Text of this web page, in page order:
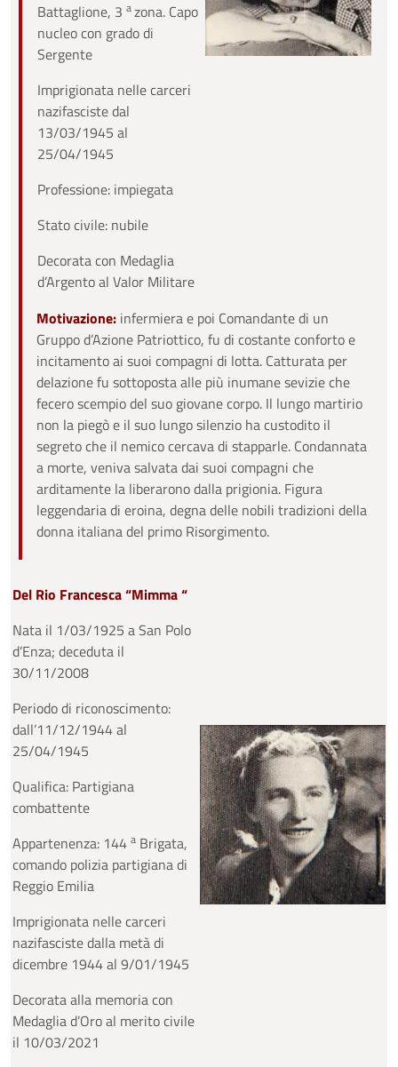
Battaglione, 3 azona. Capo
nucleo con grado di
Sergente
Imprigionata nelle carceri
nazifasciste dal
13/03/1945 al
25/04/1945
Professione: impiegata
Stato civile: nubile
Decorata con Medaglia
d’Argento al Valor Militare
Motivazione: infermiera e poi Comandante di un
Gruppo d’Azione Patriottico, fu di costante conforto e
incitamento ai suoi compagni di lotta. Catturata per
delazione fu sottoposta alle più inumane sevizie che
fecero scempio del suo giovane corpo. Il lungo martirio
non la piegò e il suo lungo silenzio ha custodito il
segreto che il nemico cercava di stapparle. Condannata
a morte, veniva salvata dai suoi compagni che
arditamente la liberarono dalla prigionia. Figura
leggendaria di eroina, degna delle nobili tradizioni della
donna italiana del primo Risorgimento.
Del Rio Francesca “Mimma “
Nata il 1/03/1925 a San Polo
d’Enza; deceduta il
30/11/2008
Periodo di riconoscimento:
dall’11/12/1944 al
25/04/1945
Qualifica: Partigiana
combattente
Appartenenza: 144 a Brigata,
comando polizia partigiana di
Reggio Emilia
Imprigionata nelle carceri
nazifasciste dalla metà di
dicembre 1944 al 9/01/1945
Decorata alla memoria con
Medaglia d’Oro al merito civile
il 10/03/2021